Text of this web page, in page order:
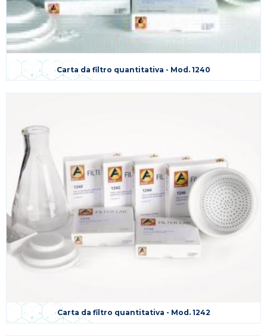
Carta da filtro quantitativa - Mod. 1240
Carta da filtro quantitativa - Mod. 1242